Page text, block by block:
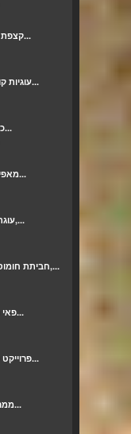
קצפת מוס מנגו ובלוברי וסורבה מנגו...
עוגיות קוקוס לפסח עם שקדים טחונים...
כדורי “בשר” סויה ברוטב לימוני...
מאפינס שוקולד עם אוכמניות, קרם...
עוגת שוקולד טבעונית עם בירה ויין,...
חביתת חומוס- חביתה טבעונית עם פטריות,...
פאי תפוחים ואגסים מתוק וקינמוני...
פרוייקט שותפות למטבח מציג: מתכוני...
ממרח “חמאת” שום ועשבי תיבול...